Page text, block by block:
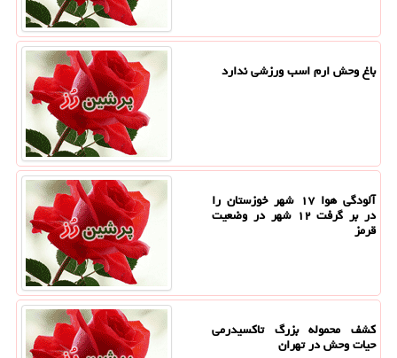
باغ وحش ارم اسب ورزشی ندارد
آلودگی هوا ۱۷ شهر خوزستان را
در بر گرفت ۱۲ شهر در وضعیت
قرمز
کشف محموله بزرگ تاکسیدرمی
حیات وحش در تهران